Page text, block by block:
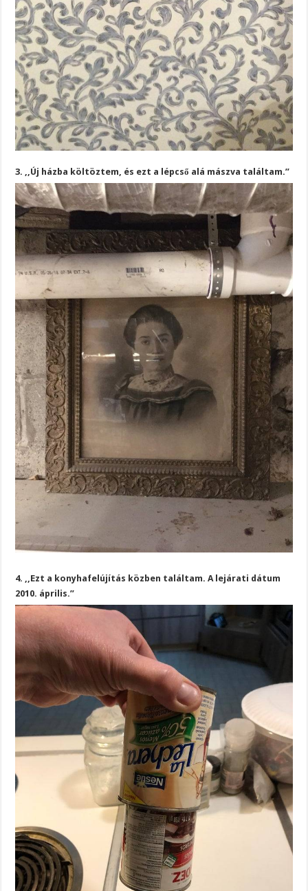
3. ,,Új házba költöztem, és ezt a lépcső alá mászva találtam.”
4. ,,Ezt a konyhafelújítás közben találtam. A lejárati dátum
2010. április.”